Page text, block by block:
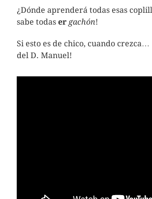
¿Dónde aprenderá todas esas
sabe todas ergachón!
Si esto es de chico, cuando crezca…
del D. Manuel!